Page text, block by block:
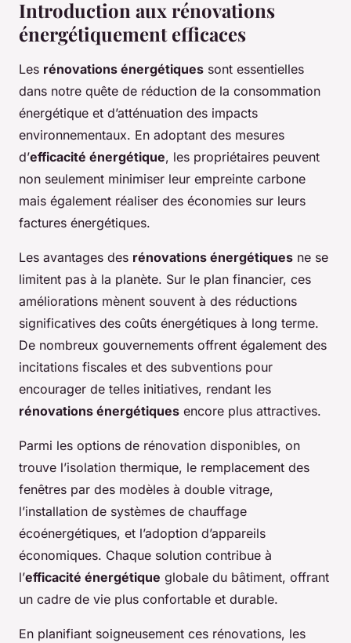
Introduction aux rénovations
énergétiquement efficaces
Les rénovations énergétiques sont essentielles
dans notre quête de réduction de la consommation
énergétique et d’atténuation des impacts
environnementaux. En adoptant des mesures
d’efficacité énergétique, les propriétaires peuvent
non seulement minimiser leur empreinte carbone
mais également réaliser des économies sur leurs
factures énergétiques.
Les avantages des rénovations énergétiques ne se
limitent pas à la planète. Sur le plan financier, ces
améliorations mènent souvent à des réductions
significatives des coûts énergétiques à long terme.
De nombreux gouvernements offrent également des
incitations fiscales et des subventions pour
encourager de telles initiatives, rendant les
rénovations énergétiques encore plus attractives.
Parmi les options de rénovation disponibles, on
trouve l’isolation thermique, le remplacement des
fenêtres par des modèles à double vitrage,
l’installation de systèmes de chauffage
écoénergétiques, et l’adoption d’appareils
économiques. Chaque solution contribue à
l’efficacité énergétique globale du bâtiment, offrant
un cadre de vie plus confortable et durable.
En planifiant soigneusement ces rénovations, les